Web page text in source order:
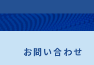
お問い合わせ